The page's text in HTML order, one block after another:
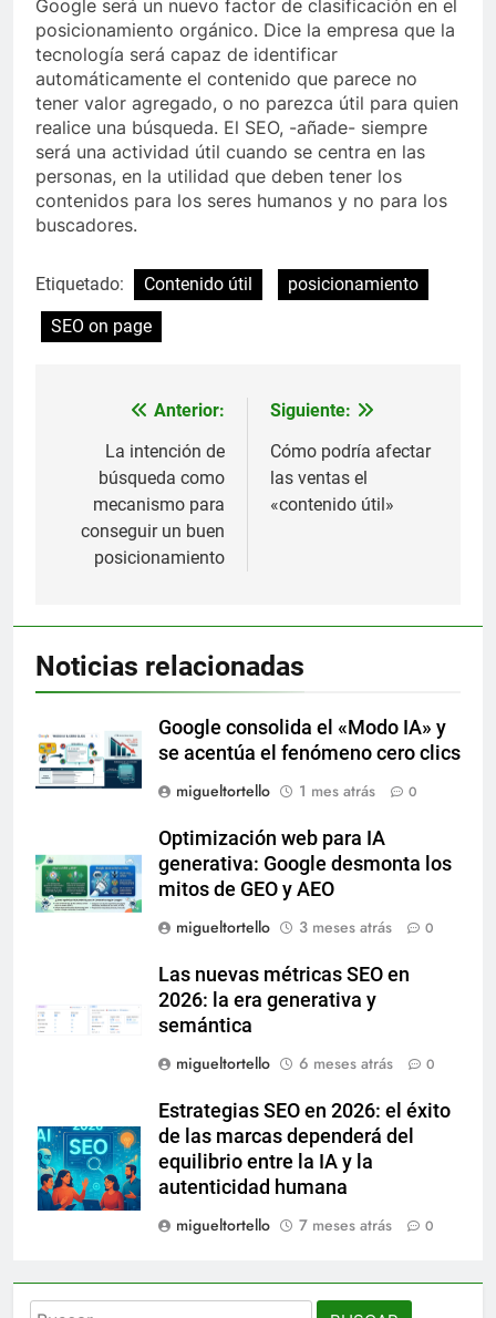
Google será un nuevo factor de clasificación en el
posicionamiento orgánico. Dice la empresa que la
tecnología será capaz de identificar
automáticamente el contenido que parece no
tener valor agregado, o no parezca útil para quien
realice una búsqueda. El SEO, -añade- siempre
será una actividad útil cuando se centra en las
personas, en la utilidad que deben tener los
contenidos para los seres humanos y no para los
buscadores.
Etiquetado: Contenido útil
posicionamiento
SEO on page
Navegación
entradas
Anterior:
La intención de
búsqueda como
mecanismo para
conseguir un buen
posicionamiento
Siguiente:
Cómo podría afectar
las ventas el
«contenido útil»
Noticias relacionadas
Google consolida el «Modo IA» y
se acentúa el fenómeno cero clics
migueltortello
1 mes atrás 0
Optimización web para IA
generativa: Google desmonta los
mitos de GEO y AEO
migueltortello
3 meses atrás 0
Las nuevas métricas SEO en
2026: la era generativa y
semántica
migueltortello
6 meses atrás 0
Estrategias SEO en 2026: el éxito
de las marcas dependerá del
equilibrio entre la IA y la
autenticidad humana
migueltortello
7 meses atrás 0